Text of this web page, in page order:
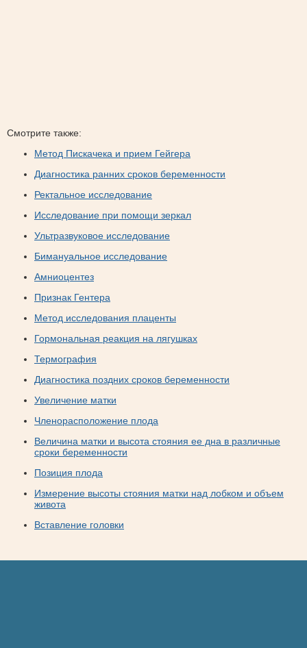
Смотрите также:
Метод Пискачека и прием Гейгера
Диагностика ранних сроков беременности
Ректальное исследование
Исследование при помощи зеркал
Ультразвуковое исследование
Бимануальное исследование
Амниоцентез
Признак Гентера
Метод исследования плаценты
Гормональная реакция на лягушках
Термография
Диагностика поздних сроков беременности
Увеличение матки
Членорасположение плода
Величина матки и высота стояния ее дна в различные
сроки беременности
Позиция плода
Измерение высоты стояния матки над лобком и объем
живота
Вставление головки